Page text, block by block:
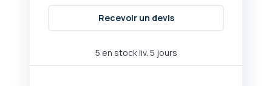
5 en stock liv. 5 jours
Recevoir un devis